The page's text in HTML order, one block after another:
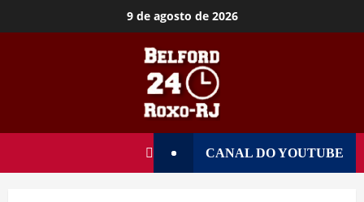
9 de agosto de 2026
CANAL DO YOUTUBE